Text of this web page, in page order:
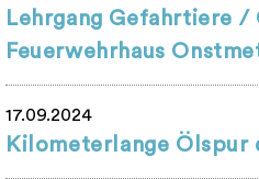
Lehrgang Gefahrtiere
Feuerwehrhaus
17.09.2024
Kilometerlange